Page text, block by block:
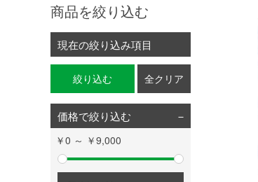
商品を絞り込む
現在の絞り込み項目
絞り込む 全クリア
価格で絞り込む
￥0 ～ ￥9,000